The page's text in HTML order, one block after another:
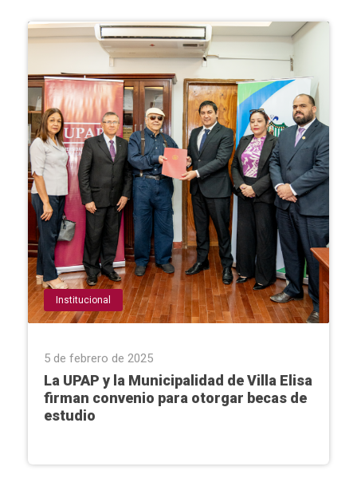
Institucional
5 de febrero de 2025
La UPAP y la Municipalidad de Villa Elisa
firman convenio para otorgar becas de
estudio